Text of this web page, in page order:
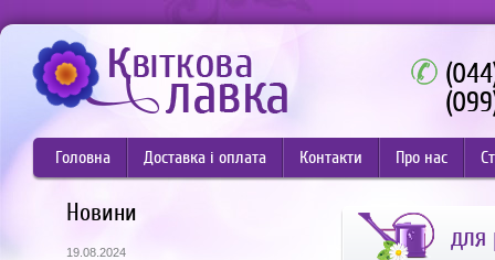
Головна Доставка і оплата Контакти Про нас
Новини
19.08.2024
для